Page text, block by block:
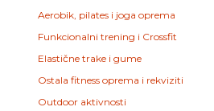
Aerobik, pilates i joga oprema
Funkcionalni trening i Crossfit
Elastične trake i gume
Ostala fitness oprema i rekviziti
Outdoor aktivnosti